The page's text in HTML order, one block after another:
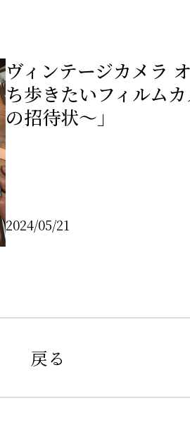
ヴィンテージカメラ
ち歩きたいフィルム
の招待状～」
2024/05/21
戻る